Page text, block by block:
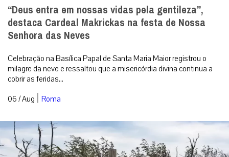
“Deus entra em nossas vidas pela gentileza”,
destaca Cardeal Makrickas na festa de Nossa
Senhora das Neves
Celebração na Basílica Papal de Santa Maria Maior registrou o
milagre da neve e ressaltou que a misericórdia divina continua a
cobrir as feridas...
06 / Aug | Roma